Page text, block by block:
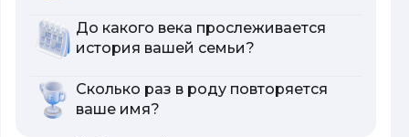
До какого века прослеживается
история вашей семьи?
Сколько раз в роду повторяется
ваше имя?